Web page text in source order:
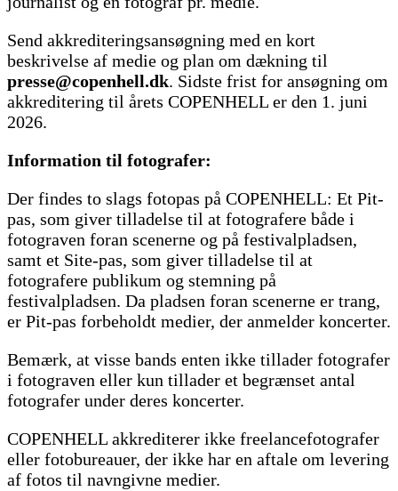
Send akkrediteringsansøgning med en kort
beskrivelse af medie og plan om dækning til
presse@copenhell.dk. Sidste frist for ansøgning om
akkreditering til årets COPENHELL er den 1. juni
2026.
Information til fotografer:
Der findes to slags fotopas på COPENHELL: Et Pit-
pas, som giver tilladelse til at fotografere både i
fotograven foran scenerne og på festivalpladsen,
samt et Site-pas, som giver tilladelse til at
fotografere publikum og stemning på
festivalpladsen. Da pladsen foran scenerne er trang,
er Pit-pas forbeholdt medier, der anmelder koncerter.
Bemærk, at visse bands enten ikke tillader fotografer
i fotograven eller kun tillader et begrænset antal
fotografer under deres koncerter.
COPENHELL akkrediterer ikke freelancefotografer
eller fotobureauer, der ikke har en aftale om levering
af fotos til navngivne medier.